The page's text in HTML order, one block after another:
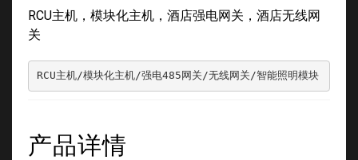
RCU主机，模块化主机，酒店强电网关，酒店无线网
关
RCU主机/模块化主机/强电485网关/无线网关/智能照明模块
产品详情